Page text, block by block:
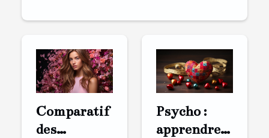
Comparatif
des
Psycho :
apprendre à